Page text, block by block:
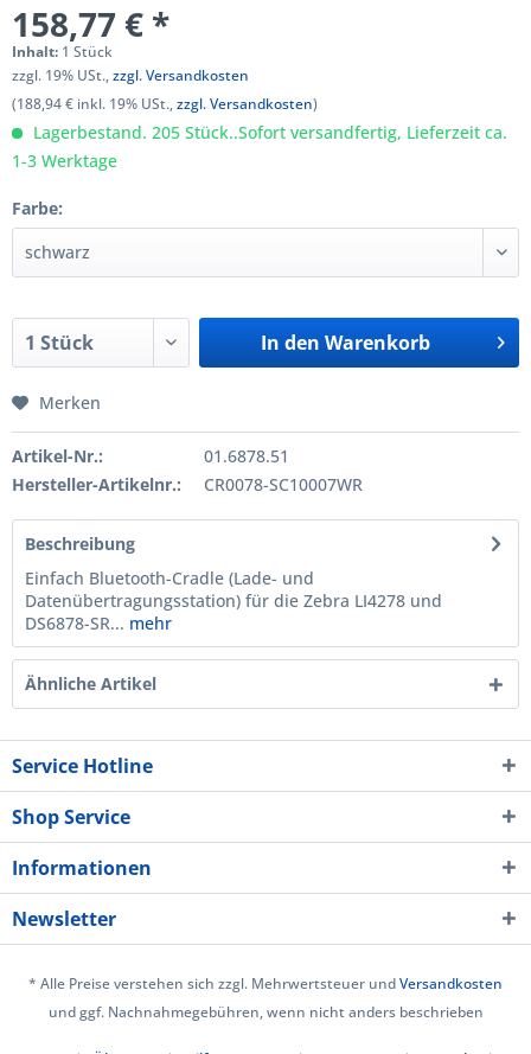
158,77 € *
Inhalt: 1 Stück
zzgl. 19% USt.,zzgl. Versandkosten
(188,94 € inkl. 19% USt.,zzgl. Versandkosten)
Lagerbestand. 205 Stück..Sofort versandfertig, Lieferzeit ca.
1-3 Werktage
Farbe:
In den Warenkorb
Merken
Artikel-Nr.:
01.6878.51
Hersteller-Artikelnr.:
CR0078-SC10007WR
Beschreibung
Einfach Bluetooth-Cradle (Lade- und
Datenübertragungsstation) für die Zebra LI4278 und
DS6878-SR... mehr
Ähnliche Artikel
Service Hotline
Shop Service
Informationen
Newsletter
* Alle Preise verstehen sich zzgl. Mehrwertsteuer undVersandkosten
und ggf. Nachnahmegebühren, wenn nicht anders beschrieben